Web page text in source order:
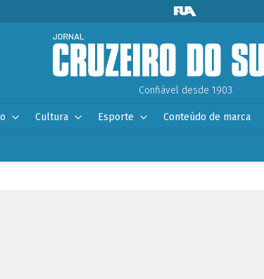
Confiável desde 1903.
Cultura Esporte Conteúdo de marca